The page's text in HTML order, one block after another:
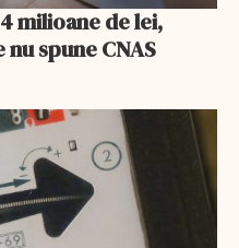
spune CNAS